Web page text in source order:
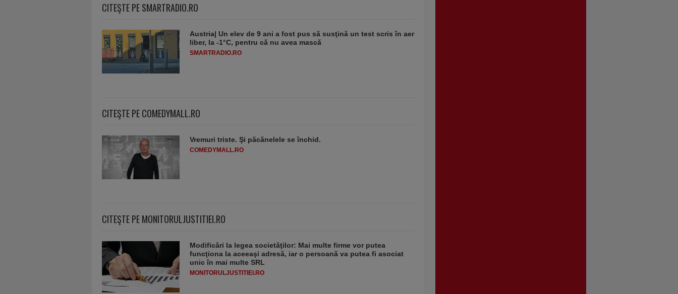
CITEŞTE PE SMARTRADIO.RO
Austria| Un elev de 9 ani a fost pus să susţină un test scris în aer
liber, la -1°C, pentru că nu avea mască
SMARTRADIO.RO
CITEŞTE PE COMEDYMALL.RO
Vremuri triste. Şi păcănelele se închid.
COMEDYMALL.RO
CITEŞTE PE MONITORULJUSTITIEI.RO
Modificări la legea societăţilor: Mai multe firme vor putea
funcţiona la aceeaşi adresă, iar o persoană va putea fi asociat
unic în mai multe SRL
MONITORULJUSTITIEI.RO